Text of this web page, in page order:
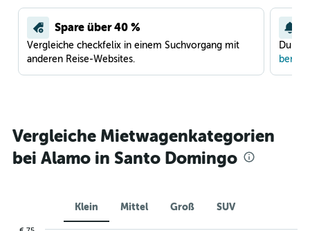
Spare über 40 %
Vergleiche checkfelix in einem Suchvorgang mit
anderen Reise-Websites.
Du
Vergleiche Mietwagenkategorien
bei Alamo in Santo Domingo
Klein Mittel Groß SUV